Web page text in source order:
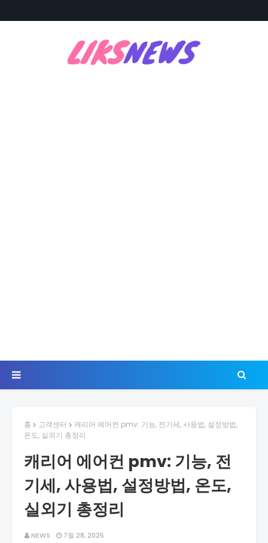
홈 고객센터
캐리어 에어컨 pmv: 기능, 전기세, 사용법, 설정방법,
온도, 실외기 총정리
캐리어 에어컨 pmv: 기능, 전
기세, 사용법, 설정방법, 온도,
실외기 총정리
NEWS 7월 28, 2025